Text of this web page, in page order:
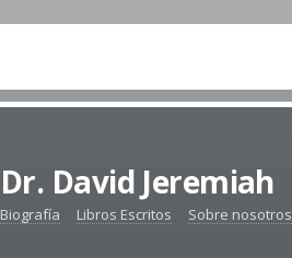
Dr. David Jeremiah
Biografía Libros Escritos Sobre nosotros